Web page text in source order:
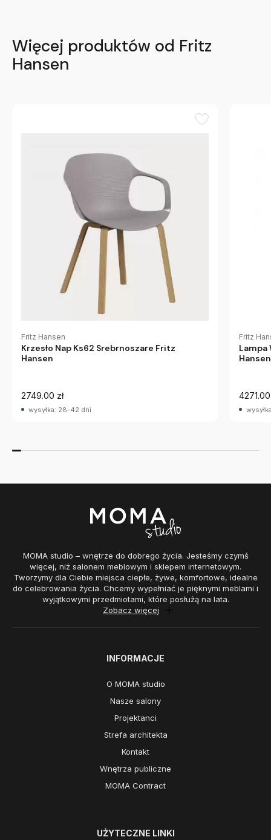
Więcej produktów od Fritz
Hansen
Fritz Hansen
Krzesło Nap Ks62 Srebrnoszare Fritz
Hansen
2749.00 zł
wysyłka: 28-42 dni
Fritz
Lampa
Hansen
4271.00
MOMA studio – wnętrze do dobrego życia. Jesteśmy czymś
więcej, niż salonem meblowym i sklepem internetowym.
Tworzymy dla Ciebie miejsca ciepłe, żywe, komfortowe, idealne
do celebrowania życia. Chcemy wypełniać je pięknymi meblami i
wyjątkowymi przedmiotami, które posłużą na lata.
Zobacz więcej
INFORMACJE
O MOMA studio
Nasze salony
Projektanci
Strefa architekta
Kontakt
Wnętrza publiczne
MOMA Contract
UŻYTECZNE LINKI